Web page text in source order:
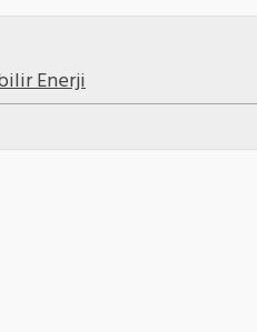
Enerji